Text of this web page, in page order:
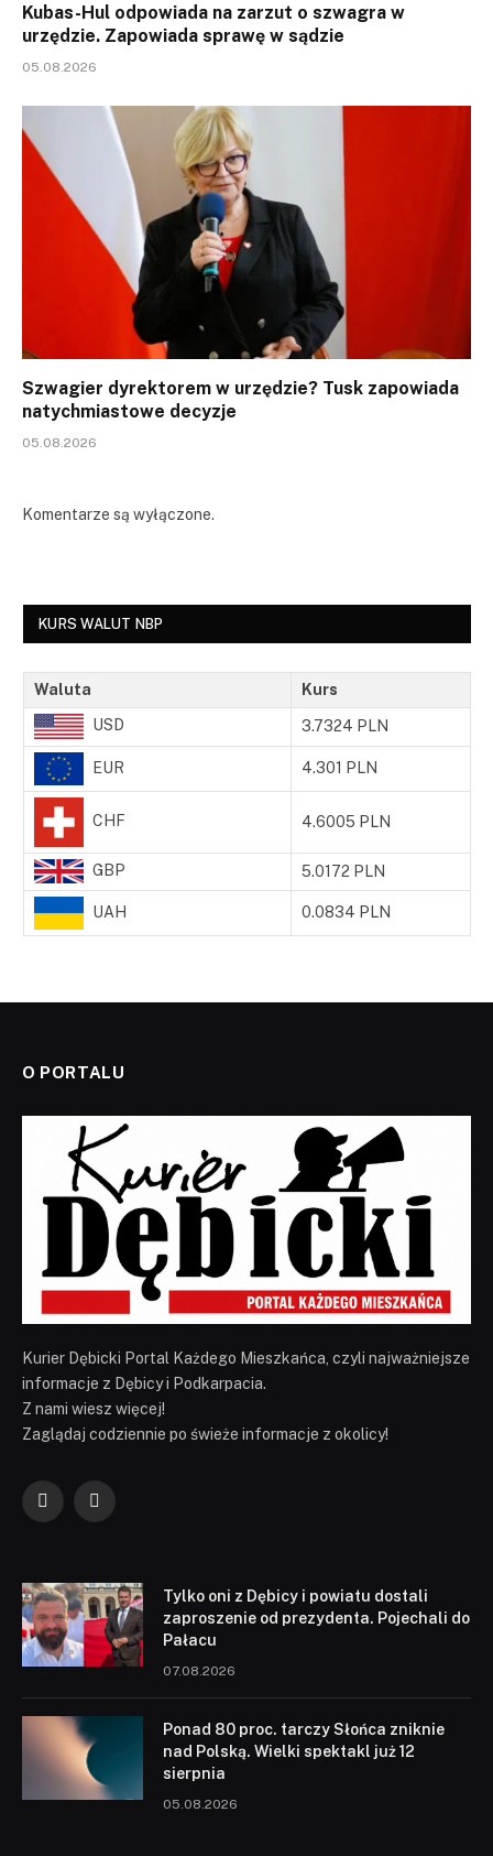
Kubas-Hul odpowiada na zarzut o szwagra w
urzędzie. Zapowiada sprawę w sądzie
05.08.2026
Szwagier dyrektorem w urzędzie? Tusk zapowiada
natychmiastowe decyzje
05.08.2026
Komentarze są wyłączone.
KURS WALUT NBP
Waluta Kurs
USD 3.7324 PLN
EUR 4.301 PLN
CHF 4.6005 PLN
GBP 5.0172 PLN
UAH 0.0834 PLN
O PORTALU
Kurier Dębicki Portal Każdego Mieszkańca, czyli najważniejsze
informacje z Dębicy i Podkarpacia.
Z nami wiesz więcej!
Zaglądaj codziennie po świeże informacje z okolicy!
FacebookYouTube
Tylko oni z Dębicy i powiatu dostali
zaproszenie od prezydenta. Pojechali do
Pałacu
07.08.2026
Ponad 80 proc. tarczy Słońca zniknie
nad Polską. Wielki spektakl już 12
sierpnia
05.08.2026